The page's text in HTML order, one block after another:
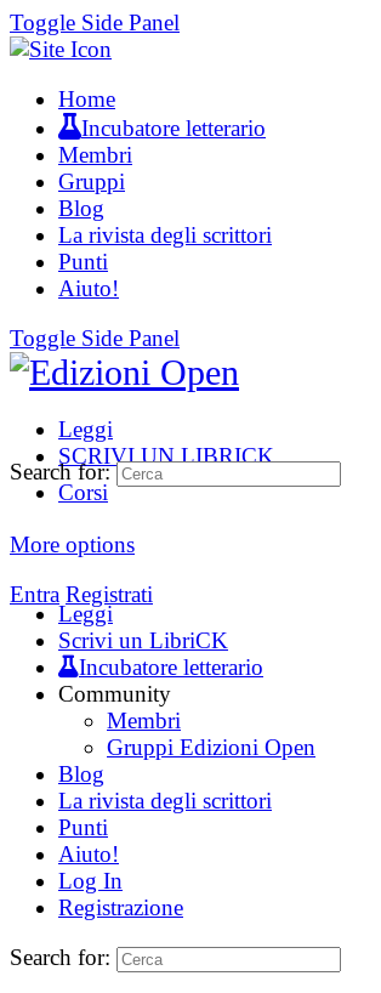
Toggle Side Panel
Home
Incubatore letterario
Membri
Gruppi
Blog
La rivista degli scrittori
Punti
Aiuto!
Toggle Side Panel
Leggi
SCRIVI UN LIBRICK
Corsi
More options
Entra Registrati
Search for:
Leggi
Scrivi un LibriCK
Incubatore letterario
Community
Membri
Gruppi Edizioni Open
Blog
La rivista degli scrittori
Punti
Aiuto!
Log In
Registrazione
Search for: